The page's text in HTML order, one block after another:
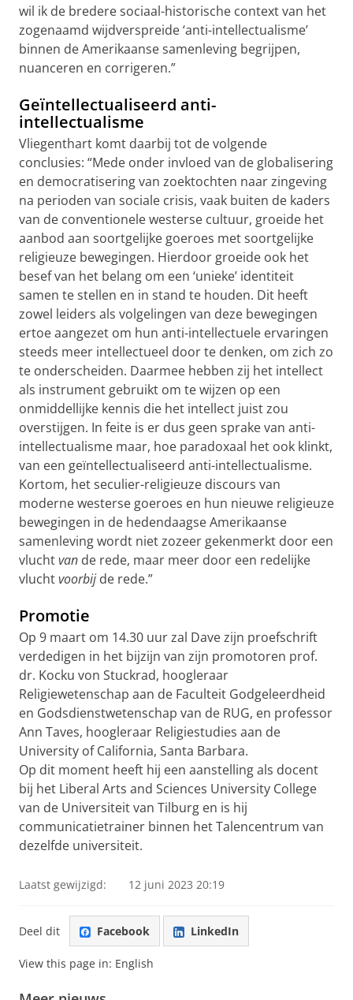
wil ik de bredere sociaal-historische context van het
zogenaamd wijdverspreide ‘anti-intellectualisme’
binnen de Amerikaanse samenleving begrijpen,
nuanceren en corrigeren.”
Geïntellectualiseerd anti-
intellectualisme
Vliegenthart komt daarbij tot de volgende
conclusies: “Mede onder invloed van de globalisering
en democratisering van zoektochten naar zingeving
na perioden van sociale crisis, vaak buiten de kaders
van de conventionele westerse cultuur, groeide het
aanbod aan soortgelijke goeroes met soortgelijke
religieuze bewegingen. Hierdoor groeide ook het
besef van het belang om een ‘unieke’ identiteit
samen te stellen en in stand te houden. Dit heeft
zowel leiders als volgelingen van deze bewegingen
ertoe aangezet om hun anti-intellectuele ervaringen
steeds meer intellectueel door te denken, om zich zo
te onderscheiden. Daarmee hebben zij het intellect
als instrument gebruikt om te wijzen op een
onmiddellijke kennis die het intellect juist zou
overstijgen. In feite is er dus geen sprake van anti-
intellectualisme maar, hoe paradoxaal het ook klinkt,
van een geïntellectualiseerd anti-intellectualisme.
Kortom, het seculier-religieuze discours van
moderne westerse goeroes en hun nieuwe religieuze
bewegingen in de hedendaagse Amerikaanse
samenleving wordt niet zozeer gekenmerkt door een
vluchtvan de rede, maar meer door een redelijke
vluchtvoorbij de rede.”
Promotie
Op 9 maart om 14.30 uur zal Dave zijn proefschrift
verdedigen in het bijzijn van zijn promotoren prof.
dr. Kocku von Stuckrad, hoogleraar
Religiewetenschap aan de Faculteit Godgeleerdheid
en Godsdienstwetenschap van de RUG, en professor
Ann Taves, hoogleraar Religiestudies aan de
University of California, Santa Barbara.
Op dit moment heeft hij een aanstelling als docent
bij het Liberal Arts and Sciences University College
van de Universiteit van Tilburg en is hij
communicatietrainer binnen het Talencentrum van
dezelfde universiteit.
Laatst gewijzigd: 12 juni 2023 20:19
Deel dit Facebook LinkedIn
View this page in: English